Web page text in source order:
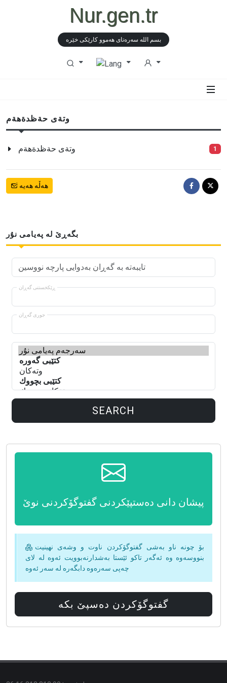
Nur.gen.tr
بسم الله سەرەتای هەموو كارێكی خێرە
وتةى حةظدةهةم
وتةى حةظدةهةم 1
هەڵە هەیە
بگەڕێ لە پەیامی نۇر
ڕێكخستنی گەڕان
جوری گەڕان
SEARCH
پیشان دانی دەستپێكردنی گفتوگۆكردنی نوێ
بۆ چونە ناو بەشی گفتوگۆكردن ناوت و وشەی نهینیت
بنووسەوە وە ئەگەر تاكو ئێستا بەشدارنەبوویت ئەوە لە لای
چەپی سەرەوە دابگەرە لە سەر ئەوە
گفتوگۆكردن دەسپێ بكە